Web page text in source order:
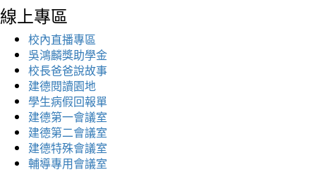
線上專區
校內直播專區
吳鴻麟獎助學金
校長爸爸說故事
建德閱讀園地
學生病假回報單
建德第一會議室
建德第二會議室
建德特殊會議室
輔導專用會議室